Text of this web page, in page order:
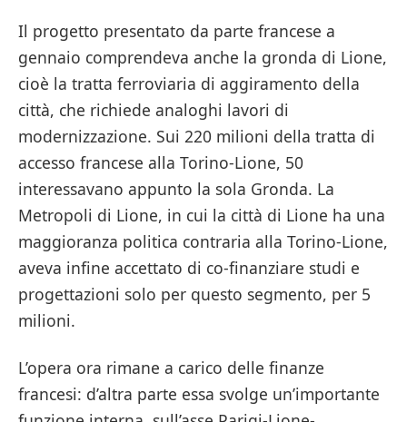
Il progetto presentato da parte francese a
gennaio comprendeva anche la gronda di Lione,
cioè la tratta ferroviaria di aggiramento della
città, che richiede analoghi lavori di
modernizzazione. Sui 220 milioni della tratta di
accesso francese alla Torino-Lione, 50
interessavano appunto la sola Gronda. La
Metropoli di Lione, in cui la città di Lione ha una
maggioranza politica contraria alla Torino-Lione,
aveva infine accettato di co-finanziare studi e
progettazioni solo per questo segmento, per 5
milioni.
L’opera ora rimane a carico delle finanze
francesi: d’altra parte essa svolge un’importante